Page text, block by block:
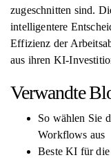
zugeschnitten sind.
intelligentere
Effizienz der
aus ihren KI-
Verwandte
So wählen Sie
Workflows aus
Beste KI für die